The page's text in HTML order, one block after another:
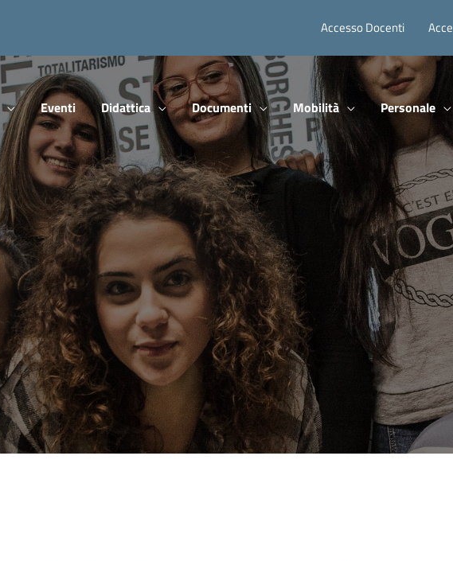
Accesso Docenti
Eventi Didattica Documenti Mobilità Personale